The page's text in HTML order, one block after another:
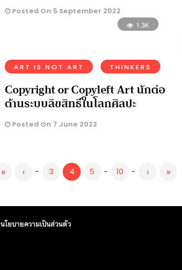
Posted On 5 September 2022
1.3K
ART IS NOT ART THINKERS
Copyright or Copyleft Art นักต่อ
ต้านระบบลิขสิทธิ์ในโลกศิลปะ
Posted On 7 June 2022
« ‹ - 3 4 5 - 10 - › »
นโยบายความเป็นส่วนตัว